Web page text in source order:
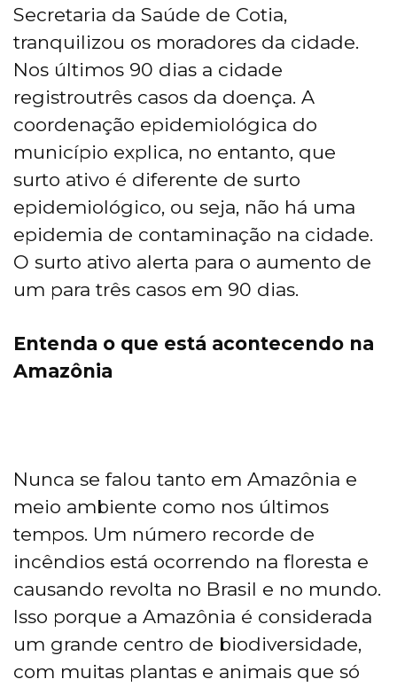
Secretaria da Saúde de Cotia,
tranquilizou os moradores da cidade.
Nos últimos 90 dias a cidade
registroutrês casos da doença. A
coordenação epidemiológica do
município explica, no entanto, que
surto ativo é diferente de surto
epidemiológico, ou seja, não há uma
epidemia de contaminação na cidade.
O surto ativo alerta para o aumento de
um para três casos em 90 dias.
Entenda o que está acontecendo na
Amazônia
Nunca se falou tanto em Amazônia e
meio ambiente como nos últimos
tempos. Um número recorde de
incêndios está ocorrendo na floresta e
causando revolta no Brasil e no mundo.
Isso porque a Amazônia é considerada
um grande centro de biodiversidade,
com muitas plantas e animais que só